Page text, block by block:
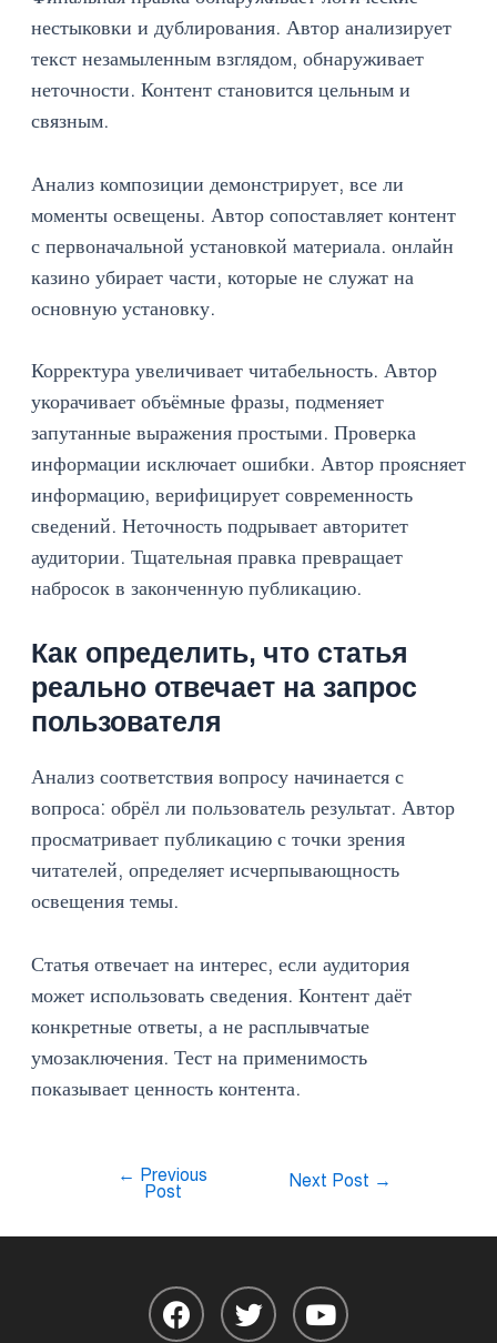
нестыковки и дублирования. Автор анализирует
текст незамыленным взглядом, обнаруживает
неточности. Контент становится цельным и
связным.
Анализ композиции демонстрирует, все ли
моменты освещены. Автор сопоставляет контент
с первоначальной установкой материала. онлайн
казино убирает части, которые не служат на
основную установку.
Корректура увеличивает читабельность. Автор
укорачивает объёмные фразы, подменяет
запутанные выражения простыми. Проверка
информации исключает ошибки. Автор проясняет
информацию, верифицирует современность
сведений. Неточность подрывает авторитет
аудитории. Тщательная правка превращает
набросок в законченную публикацию.
Как определить, что статья
реально отвечает на запрос
пользователя
Анализ соответствия вопросу начинается с
вопроса: обрёл ли пользователь результат. Автор
просматривает публикацию с точки зрения
читателей, определяет исчерпывающность
освещения темы.
Статья отвечает на интерес, если аудитория
может использовать сведения. Контент даёт
конкретные ответы, а не расплывчатые
умозаключения. Тест на применимость
показывает ценность контента.
← Previous
Post
Next Post →